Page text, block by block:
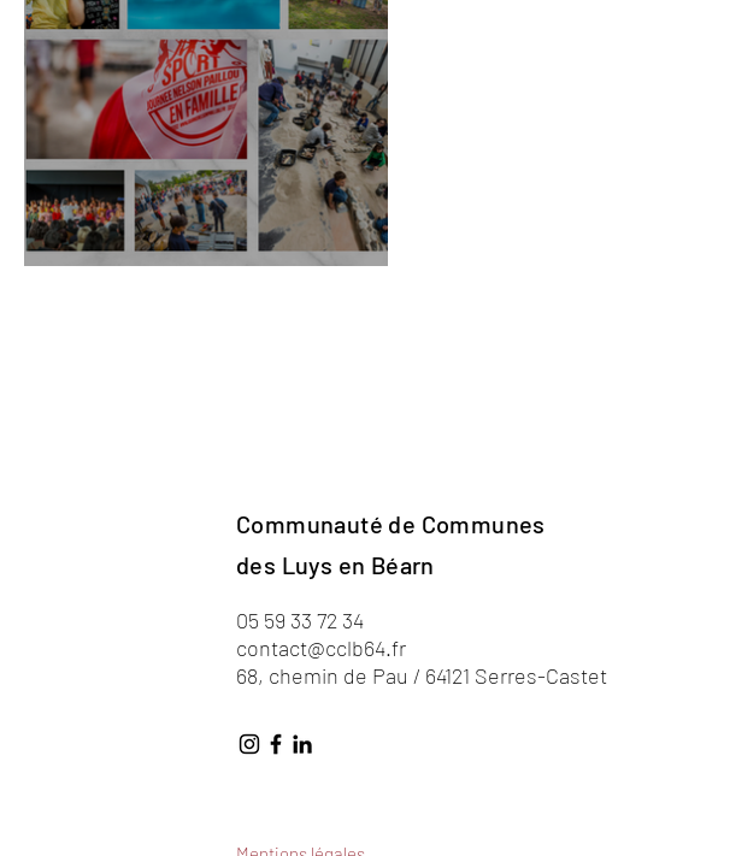
Communauté de Communes
des Luys en Béarn
05 59 33 72 34
contact@cclb64.fr
68, chemin de Pau / 64121 Serres-Castet